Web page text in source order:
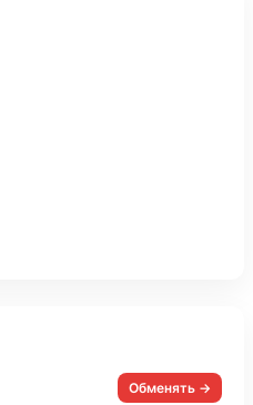
Обменять →